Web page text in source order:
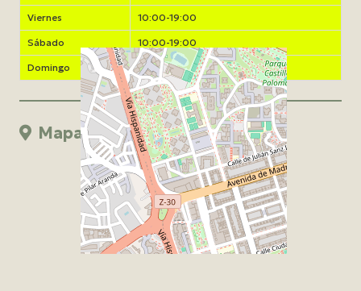
Viernes 10:00-19:00
Sábado 10:00-19:00
Domingo Cerrado
Mapa